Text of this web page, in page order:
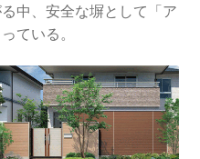
中、安全な塀として「ア
ている。